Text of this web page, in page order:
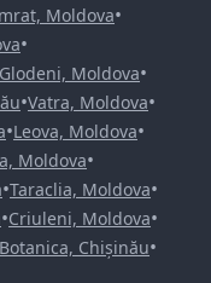
Moldova•
•
Glodeni, Moldova•
•Vatra, Moldova•
•Leova, Moldova•
Moldova•
•Taraclia, Moldova•
•Criuleni, Moldova•
Botanica, Chișinău•